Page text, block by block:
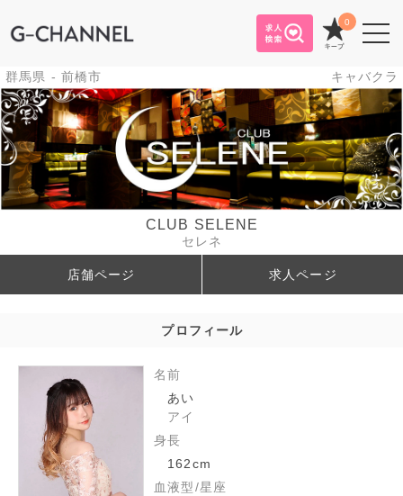
0
キャバクラ
群馬県 - 前橋市
CLUB SELENE
セレネ
店舗ページ 求人ページ
プロフィール
名前
あい
アイ
身長
162cm
血液型/星座